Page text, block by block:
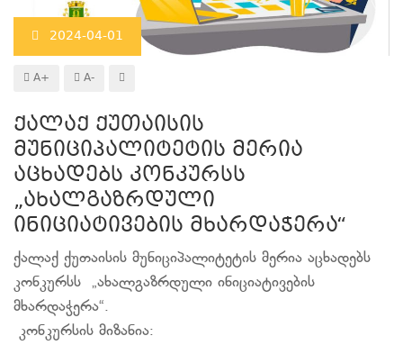
2024-04-01
A+ A-
ქალაქ ქუთაისის
მუნიციპალიტეტის მერია
აცხადებს კონკურსს
„ახალგაზრდული
ინიციატივების მხარდაჭერა“
ქალაქ ქუთაისის მუნიციპალიტეტის მერია აცხადებს
კონკურსს „ახალგაზრდული ინიციატივების
მხარდაჭერა“.
კონკურსის მიზანია: